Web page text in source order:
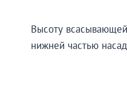
Высоту
нижней частью